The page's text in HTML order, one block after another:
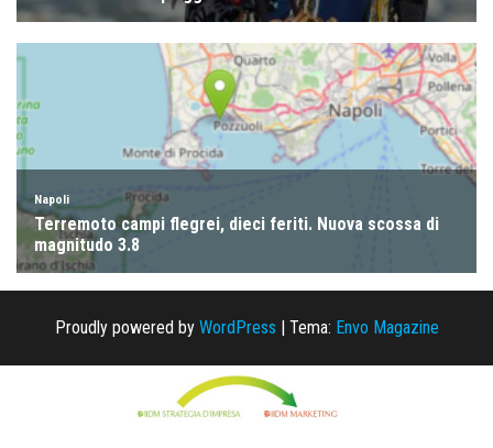
Proudly powered by WordPress | Tema: Envo Magazine